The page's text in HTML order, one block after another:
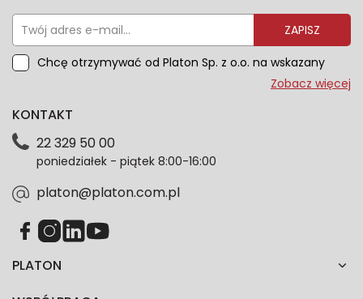
ZAPISZ
Chcę otrzymywać od Platon Sp. z o.o. na wskazany
przeze mnie adres e-mail informacje marketingowe
dotyczące danych osobowych znajdziesz w naszej
każdym czasie. Wycofanie zgody nie wpłynie na
zgodność z prawem przetwarzania dokonanego przed
Zobacz więcej
PLATON
KONTAKT
22 329 50 00
poniedziałek - piątek 8:00-16:00
platon@platon.com.pl